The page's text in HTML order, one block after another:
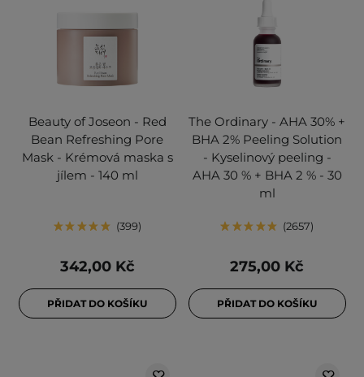
Beauty of Joseon - Red
Bean Refreshing Pore
Mask - Krémová maska s
jílem - 140 ml
399
342,00 Kč
PŘIDAT DO KOŠÍKU
The Ordinary - AHA 30% +
BHA 2% Peeling Solution
- Kyselinový peeling -
AHA 30 % + BHA 2 % - 30
ml
2657
275,00 Kč
PŘIDAT DO KOŠÍKU